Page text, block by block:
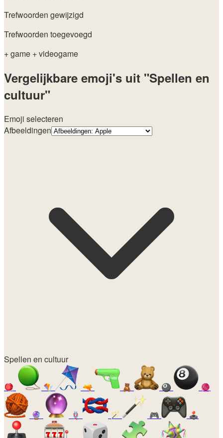
Trefwoorden gewijzigd
Trefwoorden toegevoegd
+ game + videogame
Vergelijkbare emoji's uit "Spellen en
cultuur"
Emoji selecteren
Afbeeldingen
Spellen en cultuur
🪀 🪁 🔫 🧸 🎱 🧶
🔮 🪢 🪄 🎮 🕹️